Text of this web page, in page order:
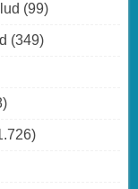
(99)
(349)